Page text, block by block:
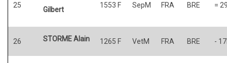
25
Gilbert
1553 F SepM FRA BRE =
26 STORME Alain 1265 F VetM FRA BRE -